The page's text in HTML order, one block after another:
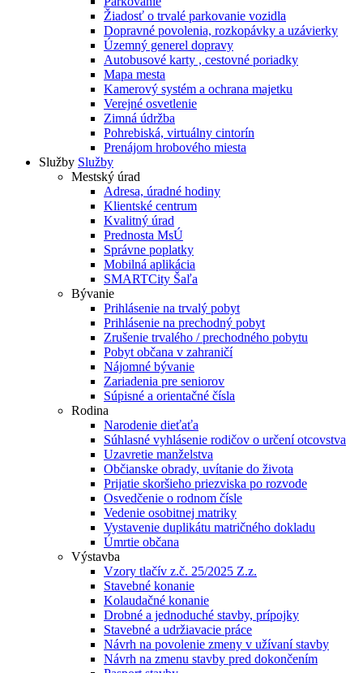
Žiadosť o trvalé parkovanie vozidla
Dopravné povolenia, rozkopávky a uzávierky
Územný generel dopravy
Autobusové karty , cestovné poriadky
Mapa mesta
Kamerový systém a ochrana majetku
Verejné osvetlenie
Zimná údržba
Pohrebiská, virtuálny cintorín
Prenájom hrobového miesta
Služby Služby
Mestský úrad
Adresa, úradné hodiny
Klientské centrum
Kvalitný úrad
Prednosta MsÚ
Správne poplatky
Mobilná aplikácia
SMARTCity Šaľa
Bývanie
Prihlásenie na trvalý pobyt
Prihlásenie na prechodný pobyt
Zrušenie trvalého / prechodného pobytu
Pobyt občana v zahraničí
Nájomné bývanie
Zariadenia pre seniorov
Súpisné a orientačné čísla
Rodina
Narodenie dieťaťa
Súhlasné vyhlásenie rodičov o určení otcovstva
Uzavretie manželstva
Občianske obrady, uvítanie do života
Prijatie skoršieho priezviska po rozvode
Osvedčenie o rodnom čísle
Vedenie osobitnej matriky
Vystavenie duplikátu matričného dokladu
Úmrtie občana
Výstavba
Vzory tlačív z.č. 25/2025 Z.z.
Stavebné konanie
Kolaudačné konanie
Drobné a jednoduché stavby, prípojky
Stavebné a udržiavacie práce
Návrh na povolenie zmeny v užívaní stavby
Návrh na zmenu stavby pred dokončením